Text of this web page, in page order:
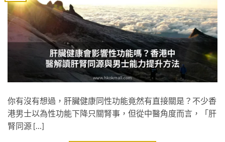
你有沒有想過，肝臟健康同性功能竟然有直接關是？不少香
港男士以為性功能下降只關腎事，但從中醫角度而言，「肝
腎同源 […]